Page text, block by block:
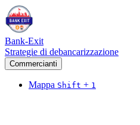
Bank-Exit
Strategie di debancarizzazione
Commercianti
Mappa Shift + 1